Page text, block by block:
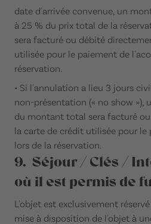
date d'arrivée convenue, un
à 25 % du prix total de la
sera facturé ou débité
utilisée pour le paiement de
réservation.
• Si l'annulation a lieu 3 jours
non-présentation (« no show »),
du montant total sera facturé
la carte de crédit utilisée pour
lors de la réservation.
9. Séjour / Clés /
où il est permis de
L'objet est exclusivement
mise à disposition de l'objet à